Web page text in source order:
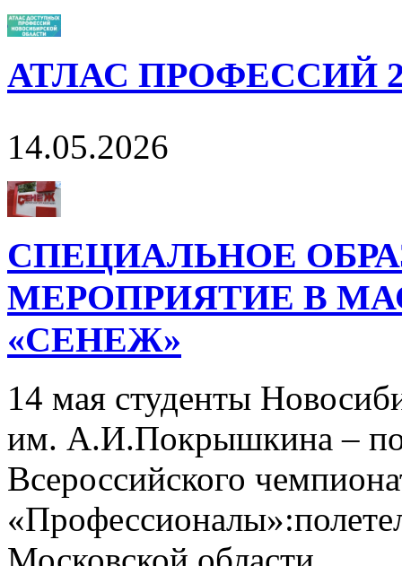
АТЛАС ПРОФЕССИЙ
14.05.2026
СПЕЦИАЛЬНОЕ
МЕРОПРИЯТИЕ В
«СЕНЕЖ»
14 мая студенты
им. А.И.Покрышкина –
Всероссийского